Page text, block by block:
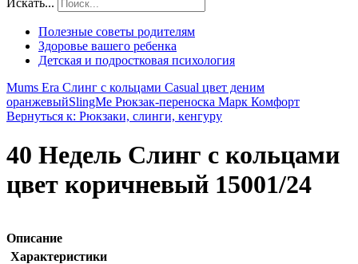
Искать...
Полезные советы родителям
Здоровье вашего ребенка
Детская и подростковая психология
Mums Era Слинг с кольцами Casual цвет деним
оранжевыйSlingMe Рюкзак-переноска Марк Комфорт
Вернуться к: Рюкзаки, слинги, кенгуру
40 Недель Слинг с кольцами
цвет коричневый 15001/24
Описание
Характеристики